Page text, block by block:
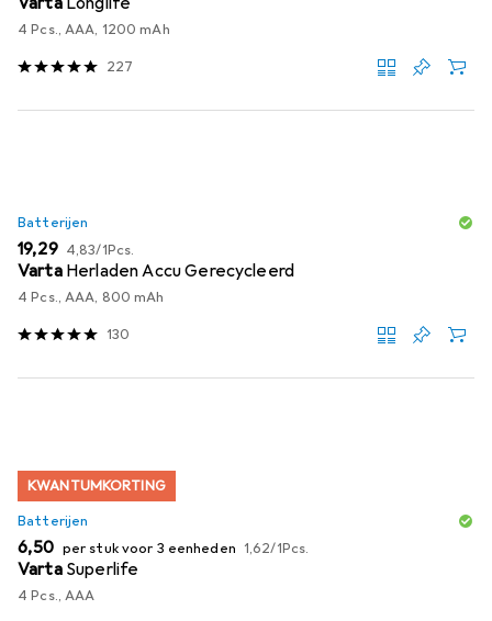
4 Pcs., AAA, 1200 mAh
227
Batterijen
EUR
19,29 EUR
4,83/1Pcs.
Varta Herladen Accu Gerecycleerd
4 Pcs., AAA, 800 mAh
130
KWANTUMKORTING
Batterijen
EUR
6,50 per stuk voor 3 eenheden EUR
1,62/1Pcs.
Varta Superlife
4 Pcs., AAA